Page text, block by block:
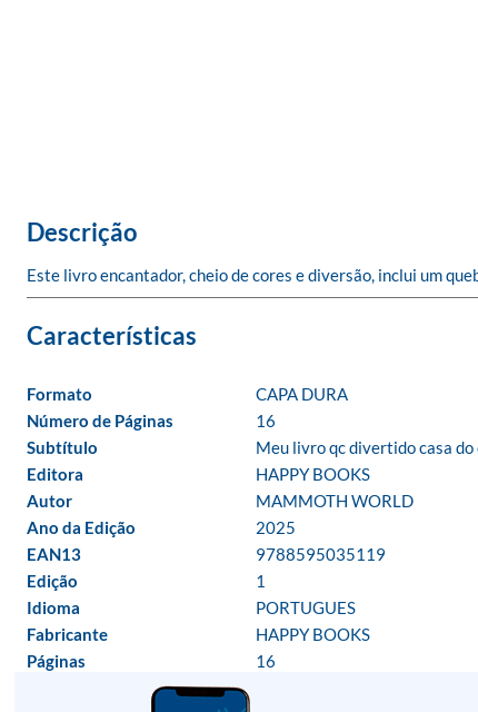
Descrição
Este livro encantador, cheio de cores e diversão, inclui um
Formato
CAPA DURA
Número de Páginas
16
Subtítulo
Meu livro qc divertido casa do
Editora
HAPPY BOOKS
Autor
MAMMOTH WORLD
Ano da Edição
2025
EAN13
9788595035119
Edição
1
Idioma
PORTUGUES
Fabricante
HAPPY BOOKS
Páginas
16